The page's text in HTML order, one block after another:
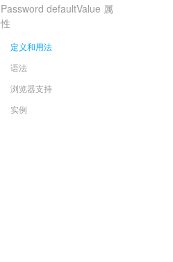
Password defaultValue 属
性
定义和用法
语法
浏览器支持
实例